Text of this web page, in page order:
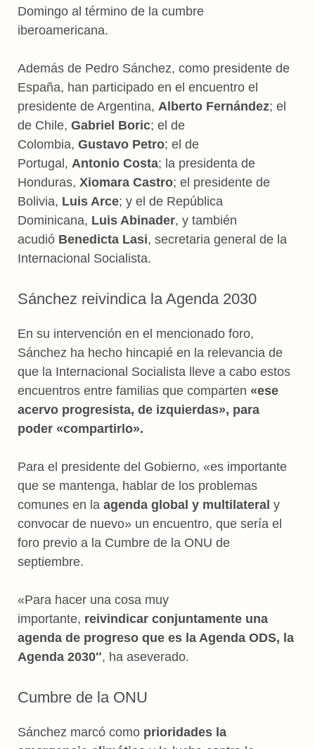
Domingo al término de la cumbre
iberoamericana.
Además de Pedro Sánchez, como presidente de
España, han participado en el encuentro el
presidente de Argentina, Alberto Fernández; el
de Chile, Gabriel Boric; el de
Colombia, Gustavo Petro; el de
Portugal, Antonio Costa; la presidenta de
Honduras, Xiomara Castro; el presidente de
Bolivia, Luis Arce; y el de República
Dominicana, Luis Abinader, y también
acudió Benedicta Lasi, secretaria general de la
Internacional Socialista.
Sánchez reivindica la Agenda 2030
En su intervención en el mencionado foro,
Sánchez ha hecho hincapié en la relevancia de
que la Internacional Socialista lleve a cabo estos
encuentros entre familias que comparten «ese
acervo progresista, de izquierdas», para
poder «compartirlo».
Para el presidente del Gobierno, «es importante
que se mantenga, hablar de los problemas
comunes en la agenda global y multilateral y
convocar de nuevo» un encuentro, que sería el
foro previo a la Cumbre de la ONU de
septiembre.
«Para hacer una cosa muy
importante, reivindicar conjuntamente una
agenda de progreso que es la Agenda ODS, la
Agenda 2030″, ha aseverado.
Cumbre de la ONU
Sánchez marcó como prioridades la